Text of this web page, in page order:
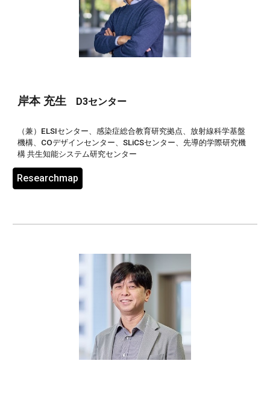
岸本 充生 D3センター
（兼） ELSIセンター、感染症総合教育研究拠点、放射線科学基盤
機構、COデザインセンター、SLiCSセンター、先導的学際研究機
構 共生知能システム研究センター
Researchmap